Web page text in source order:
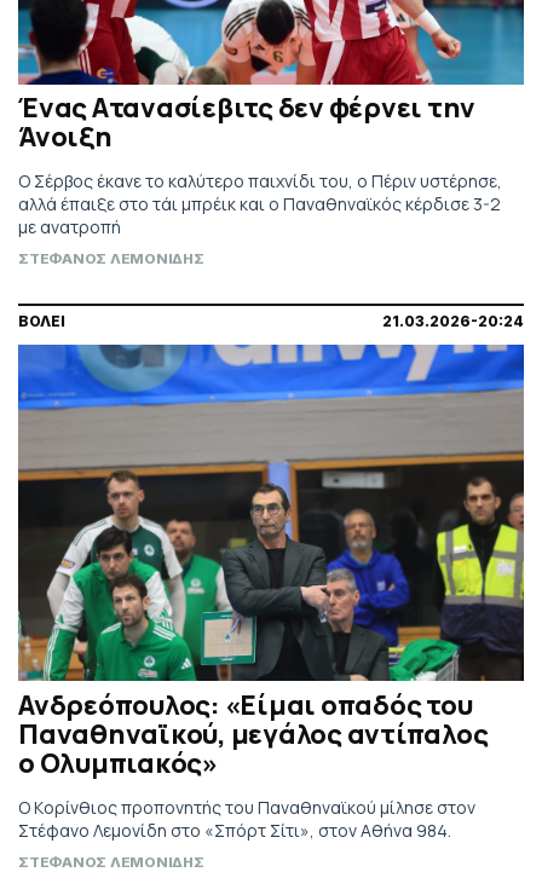
Ένας Ατανασίεβιτς δεν φέρνει την
Άνοιξη
Ο Σέρβος έκανε το καλύτερο παιχνίδι του, ο Πέριν υστέρησε,
αλλά έπαιξε στο τάι μπρέικ και ο Παναθηναϊκός κέρδισε 3-2
με ανατροπή
ΣΤΕΦΑΝΟΣ ΛΕΜΟΝΙΔΗΣ
ΒΟΛΕΙ 21.03.2026-20:24
Ανδρεόπουλος: «Είμαι οπαδός του
Παναθηναϊκού, μεγάλος αντίπαλος
ο Ολυμπιακός»
O Kορίνθιος προπονητής του Παναθηναϊκού μίλησε στον
Στέφανο Λεμονίδη στο «Σπόρτ Σίτι», στον Αθήνα 984.
ΣΤΕΦΑΝΟΣ ΛΕΜΟΝΙΔΗΣ